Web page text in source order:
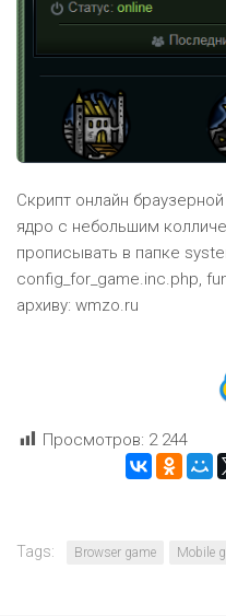
Скрипт онлайн
ядро с небольшим
прописывать в папке
config_for_game.inc.php,
архиву: wmzo.ru
Просмотров: 2 244
Tags: Browser game Mobile